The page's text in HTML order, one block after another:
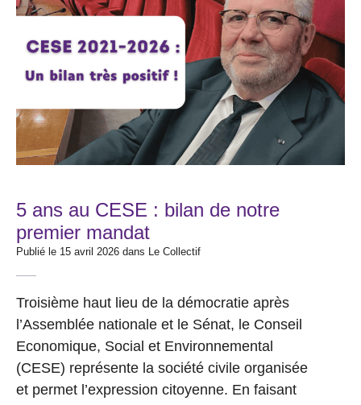
5 ans au CESE : bilan de notre
premier mandat
Publié le 15 avril 2026 dans Le Collectif
Troisième haut lieu de la démocratie après
l’Assemblée nationale et le Sénat, le Conseil
Economique, Social et Environnemental
(CESE) représente la société civile organisée
et permet l’expression citoyenne. En faisant